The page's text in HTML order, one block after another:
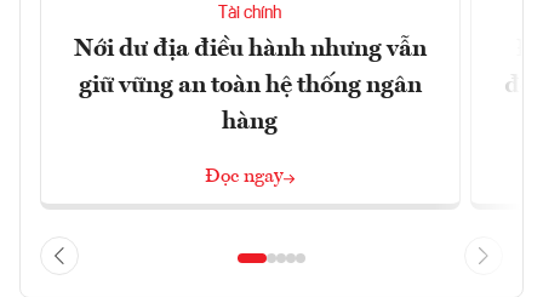
Tài chính
Nới dư địa điều hành nhưng vẫn
giữ vững an toàn hệ thống ngân
hàng
Đọc ngay